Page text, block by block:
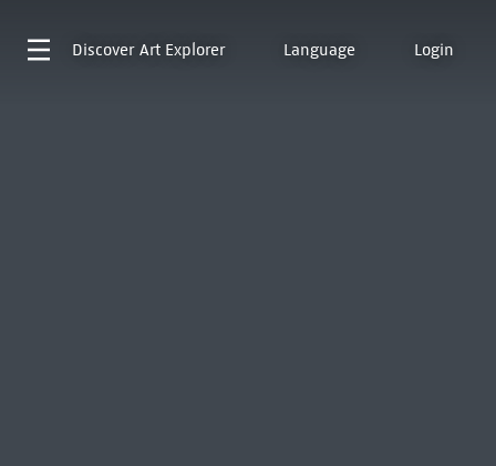
Discover Art Explorer Language Login